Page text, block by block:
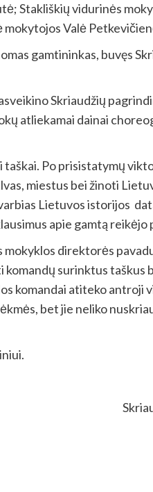
Stakliškių vidurinės
Valė
gamtininkas, buvęs
Skriaudžių
atliekamai dainai
Po prisistatymų
miestus bei žinoti
Lietuvos istorijos
apie gamtą
direktorės
surinktus taškus
komandai atiteko antroji
bet jie neliko